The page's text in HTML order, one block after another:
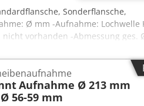
Sonderflansche,
Ø mm -Aufnahme: Lochwelle
vorhanden -Abmessung ges.
Aufnahme Ø 213 mm
56-59 mm